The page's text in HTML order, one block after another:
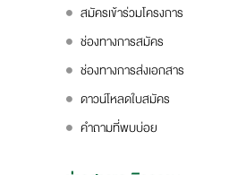
สมัครเข้าร่วมโครงการ
ช่องทางการสมัคร
ช่องทางการส่งเอกสาร
ดาวน์โหลดใบสมัคร
คำถามที่พบบ่อย